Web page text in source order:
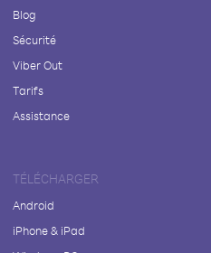
Blog
Sécurité
Viber Out
Tarifs
Assistance
TÉLÉCHARGER
Android
iPhone & iPad